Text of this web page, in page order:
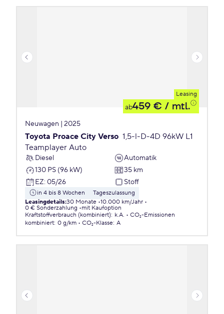
Leasing
ab459 € / mtl.
Neuwagen | 2025
Toyota Proace City Verso 1,5-l-D-4D 96kW L1
Teamplayer Auto
Diesel
Automatik
130 PS (96 kW)
35 km
EZ: 05/26 Stoff
in 4 bis 8 Wochen
Tageszulassung
Leasingdetails:30 Monate 10.000 km/Jahr
0 € Sonderzahlung
mit Kaufoption
Kraftstoffverbrauch (kombiniert): k.A.
CO₂-Emissionen
kombiniert: 0 g/km CO₂-Klasse: A